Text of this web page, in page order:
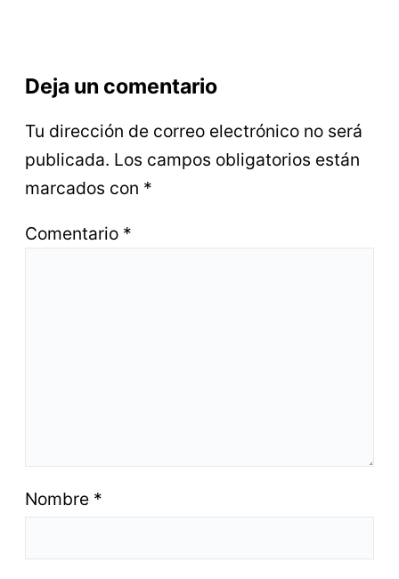
Deja un comentario
Tu dirección de correo electrónico no será
publicada. Los campos obligatorios están
marcados con *
Comentario *
Nombre *